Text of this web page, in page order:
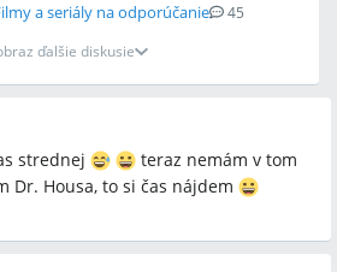
a seriály na odporúčanie
45
ďalšie diskusie
strednej
teraz nemám v tom
Dr. Housa, to si čas nájdem